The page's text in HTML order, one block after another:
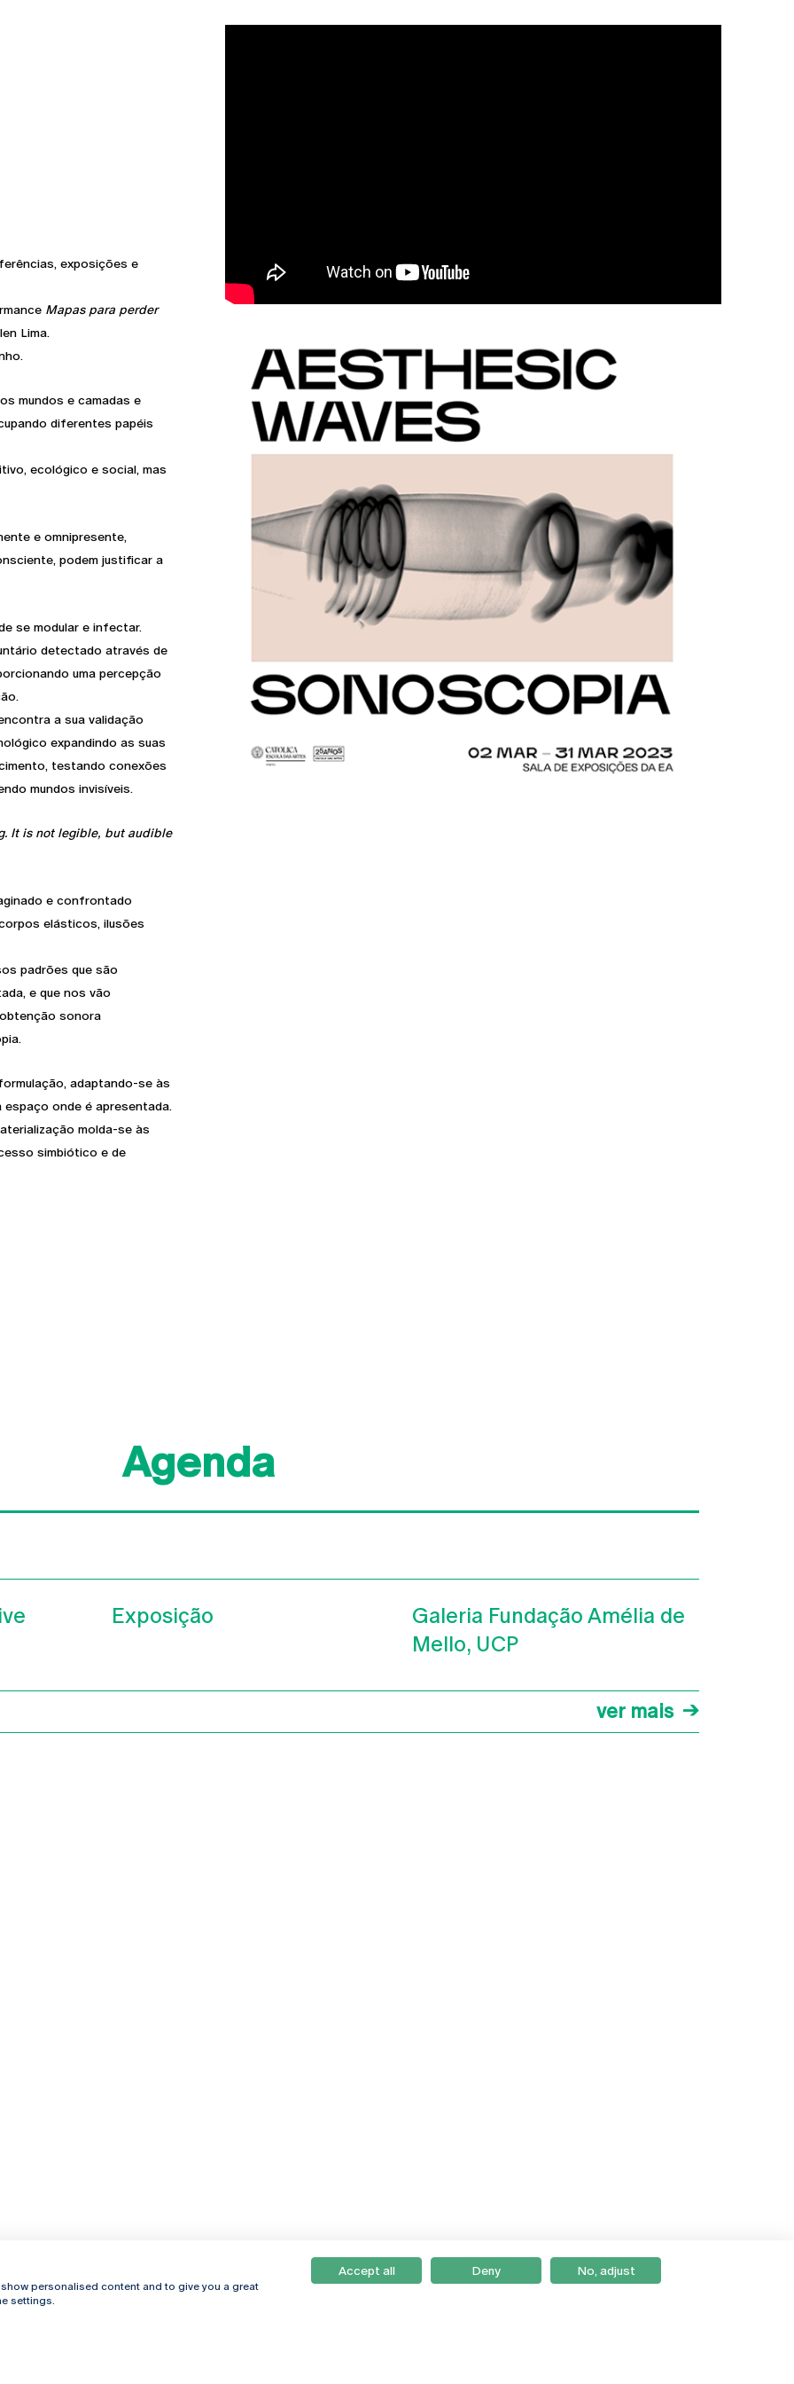
exposições e
Mapas para perder
Lima.
mundos e camadas e
diferentes papéis
ecológico e social, mas
e omnipresente,
podem justificar a
se modular e infectar.
detectado através de
uma percepção
a sua validação
expandindo as suas
testando conexões
mundos invisíveis.
It is not legible, but audible
e confrontado
elásticos, ilusões
padrões que são
e que nos vão
sonora
adaptando-se às
onde é apresentada.
molda-se às
simbiótico e de
Agenda
Exposição
Galeria Fundação Amélia de
Mello, UCP
ver mais
personalised content and to give you a great
settings.
Accept all Deny No, adjust